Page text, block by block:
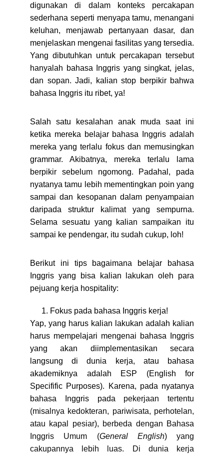
digunakan di dalam konteks percakapan
sederhana seperti menyapa tamu, menangani
keluhan, menjawab pertanyaan dasar, dan
menjelaskan mengenai fasilitas yang tersedia.
Yang dibutuhkan untuk percakapan tersebut
hanyalah bahasa Inggris yang singkat, jelas,
dan sopan. Jadi, kalian stop berpikir bahwa
bahasa Inggris itu ribet, ya!
Salah satu kesalahan anak muda saat ini
ketika mereka belajar bahasa Inggris adalah
mereka yang terlalu fokus dan memusingkan
grammar. Akibatnya, mereka terlalu lama
berpikir sebelum ngomong. Padahal, pada
nyatanya tamu lebih mementingkan poin yang
sampai dan kesopanan dalam penyampaian
daripada struktur kalimat yang sempurna.
Selama sesuatu yang kalian sampaikan itu
sampai ke pendengar, itu sudah cukup, loh!
Berikut ini tips bagaimana belajar bahasa
Inggris yang bisa kalian lakukan oleh para
pejuang kerja hospitality:
Fokus pada bahasa Inggris kerja!
Yap, yang harus kalian lakukan adalah kalian
harus mempelajari mengenai bahasa Inggris
yang akan diimplementasikan secara
langsung di dunia kerja, atau bahasa
akademiknya adalah ESP (English for
Specifific Purposes). Karena, pada nyatanya
bahasa Inggris pada pekerjaan tertentu
(misalnya kedokteran, pariwisata, perhotelan,
atau kapal pesiar), berbeda dengan Bahasa
Inggris Umum (General English) yang
cakupannya lebih luas. Di dunia kerja